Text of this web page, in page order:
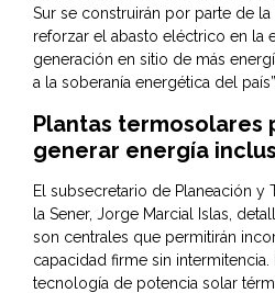
Sur se construirán por parte de la
reforzar el abasto eléctrico en la
generación en sitio de más
a la soberanía energética del
Plantas termosolares
generar energía
El subsecretario de Planeación y
la Sener, Jorge Marcial Islas,
son centrales que permitirán
capacidad firme sin
tecnología de potencia solar